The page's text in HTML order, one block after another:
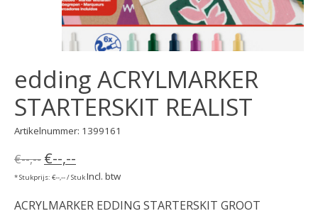
edding ACRYLMARKER
STARTERSKIT REALIST
Artikelnummer: 1399161
€--,-- €--,--
* Stukprijs: €--,-- / StukIncl. btw
ACRYLMARKER EDDING STARTERSKIT GROOT